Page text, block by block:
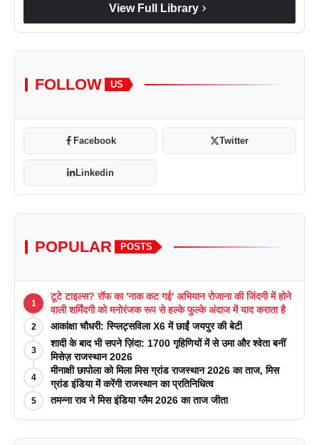
View Full Library chevron_right
FOLLOW US
Facebook Twitter
Linkedin
POPULAR POSTS
1
टूटे टाइल्स? रॉफ का 'नाक कट गई' अभियान रोजाना की जिंदगी में होने
वाली शर्मिंदगी को मनोरंजक रूप से हल्के फुल्के अंदाज में याद कराता है
2 आकांक्षा चौधरी: स्प्लिट्सविला X6 में छाईं जयपुर की बेटी
3
शादी के बाद भी सपने ज़िंदा: 1700 गृहिणियों में से उमा और श्वेता बनीं
मिसेज़ राजस्थान 2026
4
मीनाक्षी छापोला को मिला मिस ग्रांड राजस्थान 2026 का ताज, मिस
ग्रांड इंडिया में करेंगी राजस्थान का प्रतिनिधित्व
5 तमन्ना राव ने मिस इंडिया ग्लैम 2026 का ताज जीता